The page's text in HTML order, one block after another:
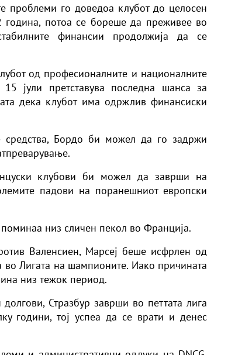
проблеми го доведоа клубот до целосен
потоа се бореше да преживее во
финансии продолжија да се
од професионалните и националните
јули претставува последна шанса за
дека клубот има одржлив финансиски
средства, Бордо би можел да го задржи
клубови би можел да заврши на
падови на поранешниот европски
низ сличен пекол во Франција.
Валенсиен, Марсеј беше исфрлен од
Лигата на шампионите. Иако причината
низ тежок период.
Стразбур заврши во петтата лига
години, тој успеа да се врати и денес